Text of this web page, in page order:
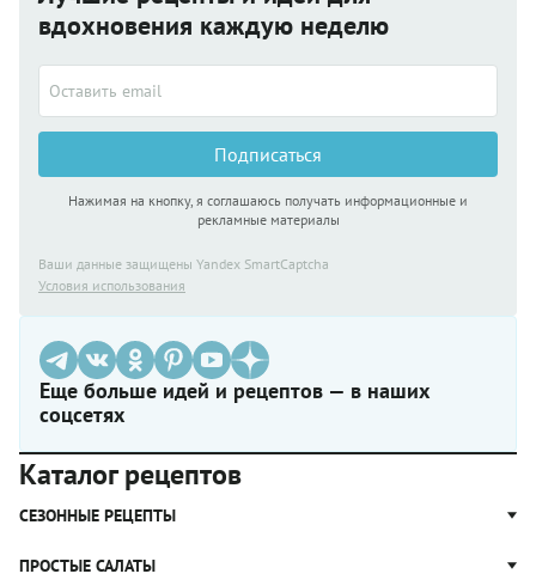
вдохновения каждую неделю
Подписаться
Нажимая на кнопку, я соглашаюсь получать информационные и
рекламные материалы
Ваши данные защищены Yandex SmartCaptcha
Условия использования
Еще больше идей и рецептов — в наших
соцсетях
Каталог рецептов
СЕЗОННЫЕ РЕЦЕПТЫ
Рецепты из капусты
ПРОСТЫЕ САЛАТЫ